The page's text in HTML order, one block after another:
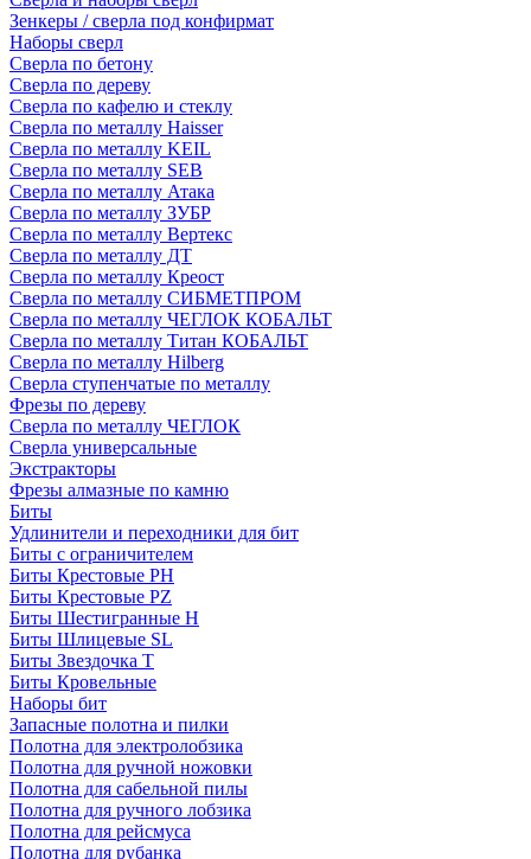
Зенкеры / сверла под конфирмат
Наборы сверл
Сверла по бетону
Сверла по дереву
Сверла по кафелю и стеклу
Сверла по металлу Haisser
Сверла по металлу KEIL
Сверла по металлу SEB
Сверла по металлу Атака
Сверла по металлу ЗУБР
Сверла по металлу Вертекс
Сверла по металлу ДТ
Сверла по металлу Креост
Сверла по металлу СИБМЕТПРОМ
Сверла по металлу ЧЕГЛОК КОБАЛЬТ
Сверла по металлу Титан КОБАЛЬТ
Сверла по металлу Hilberg
Сверла ступенчатые по металлу
Фрезы по дереву
Сверла по металлу ЧЕГЛОК
Сверла универсальные
Экстракторы
Фрезы алмазные по камню
Биты
Удлинители и переходники для бит
Биты с ограничителем
Биты Крестовые PH
Биты Крестовые PZ
Биты Шестигранные H
Биты Шлицевые SL
Биты Звездочка T
Биты Кровельные
Наборы бит
Запасные полотна и пилки
Полотна для электролобзика
Полотна для ручной ножовки
Полотна для сабельной пилы
Полотна для ручного лобзика
Полотна для рейсмуса
Полотна для рубанка